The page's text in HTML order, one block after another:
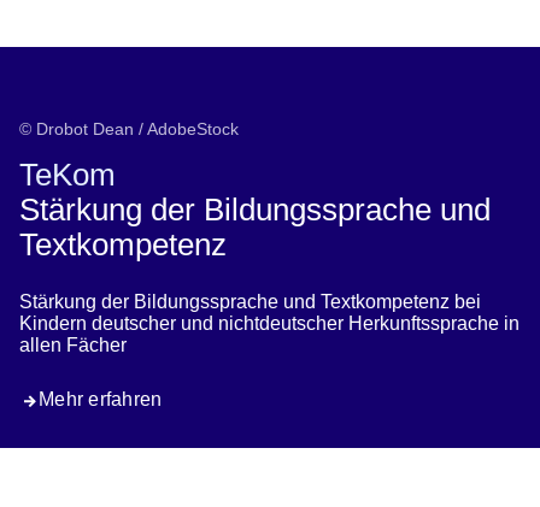
© Drobot Dean / AdobeStock
TeKom
Stärkung der Bildungssprache und
Textkompetenz
Stärkung der Bildungssprache und Textkompetenz bei
Kindern deutscher und nichtdeutscher Herkunftssprache in
allen Fächer
Mehr erfahren